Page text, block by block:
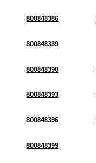
800848386
800848389
800848390
800848393
800848396
800848399